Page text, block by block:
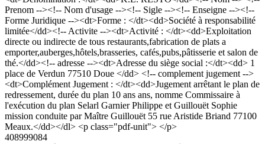
Prenom --><!-- Nom d'usage --><!-- Sigle --><!-- Enseigne --><!--
Forme Juridique --><dt>Forme : </dt><dd>Société à responsabilité
limitée</dd><!-- Activite --><dt>Activité : </dt><dd>Exploitation
directe ou indirecte de tous restaurants,fabrication de plats a
emporter,auberges,hôtels,brasseries, cafés,pubs,pâtisserie et salon de
thé.</dd><!-- adresse --><dt>Adresse du siège social :</dt><dd> 1
place de Verdun 77510 Doue </dd> <!-- complement jugement -->
<dt>Complément Jugement : </dt><dd>Jugement arrêtant le plan de
redressement, durée du plan 10 ans ans, nomme Commissaire à
l'exécution du plan Selarl Garnier Philippe et Guillouët Sophie
mission conduite par Maître Guillouët 55 rue Aristide Briand 77100
Meaux.</dd></dl> <p class="pdf-unit"> </p>
408999084